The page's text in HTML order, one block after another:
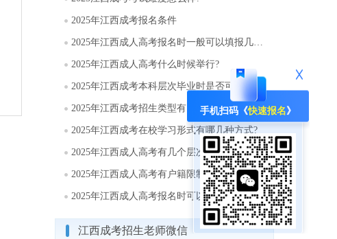
2025年江西成考报名条件
2025年江西成人高考报名时一般可以填报几个志愿?
2025年江西成人高考什么时候举行?
2025年江西成考本科层次毕业时是否可以取得学士学位?
2025年江西成考招生类型有哪些?
2025年江西成考在校学习形式有哪几种方式?
2025年江西成人高考有几个层次?
2025年江西成人高考有户籍限制吗?
2025年江西成人高考报名时可以填报几个志愿?
江西成考招生老师微信
手机扫码《快速报名》